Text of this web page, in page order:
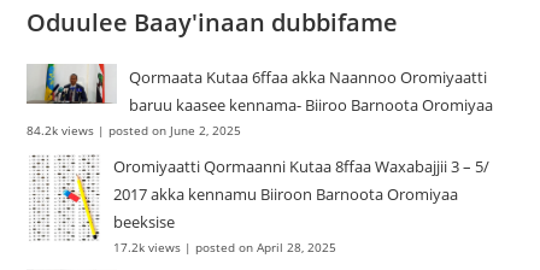
Oduulee Baay'inaan dubbifame
Qormaata Kutaa 6ffaa akka Naannoo Oromiyaatti
baruu kaasee kennama- Biiroo Barnoota Oromiyaa
84.2k views |posted on June 2, 2025
Oromiyaatti Qormaanni Kutaa 8ffaa Waxabajjii 3 – 5/
2017 akka kennamu Biiroon Barnoota Oromiyaa
beeksise
17.2k views |posted on April 28, 2025